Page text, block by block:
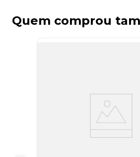
Quem comprou